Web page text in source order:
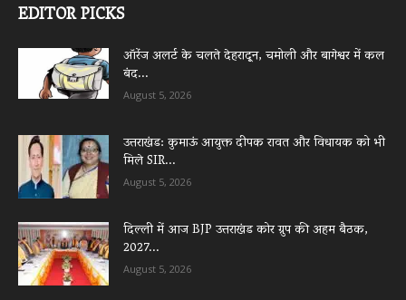
EDITOR PICKS
ऑरेंज अलर्ट के चलते देहरादून, चमोली और बागेश्वर में कल
बंद...
August 5, 2026
उत्तराखंड: कुमाऊं आयुक्त दीपक रावत और विधायक को भी
मिले SIR...
August 5, 2026
दिल्ली में आज BJP उत्तराखंड कोर ग्रुप की अहम बैठक,
2027...
August 5, 2026